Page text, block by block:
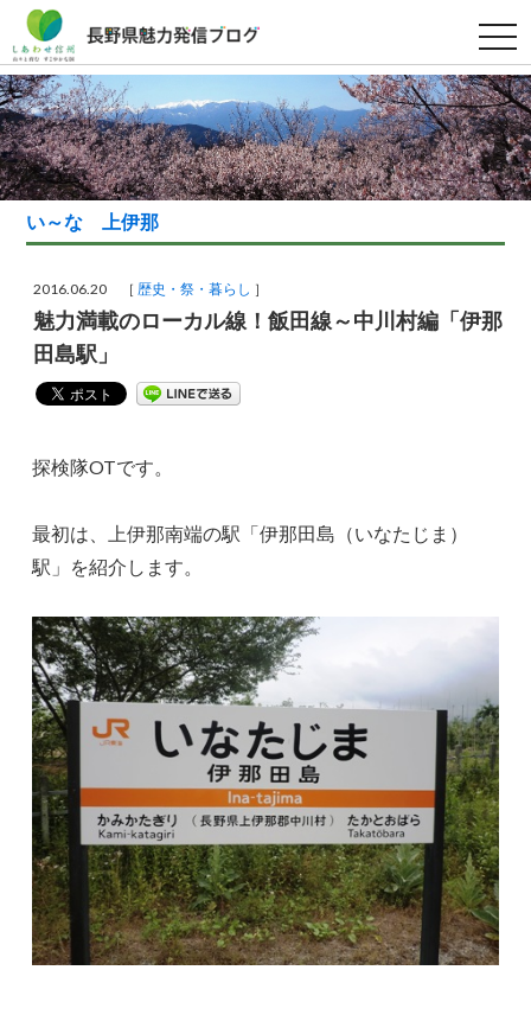
t
o
g
g
l
e
n
a
v
i
t
い～な 上伊那
2016.06.20 ［ 歴史・祭・暮らし ］
魅力満載のローカル線！飯田線～中川村編「伊那
田島駅」
探検隊OTです。
最初は、上伊那南端の駅「伊那田島（いなたじま）
駅」を紹介します。